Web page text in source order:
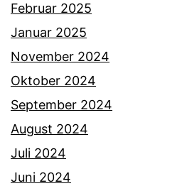
Februar 2025
Januar 2025
November 2024
Oktober 2024
September 2024
August 2024
Juli 2024
Juni 2024